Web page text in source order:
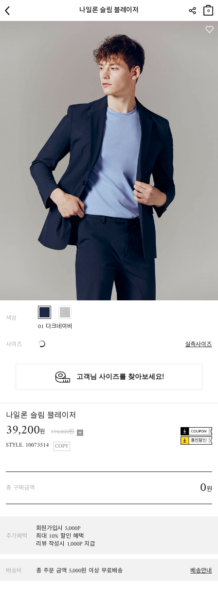
나일론 슬림 블레이저
장바
구니
0
색상
01 다크네이비
사이즈
실측사이즈
나일론 슬림 블레이저
39,200원 198,000원
플친할인
STYLE. 10073514 COPY
총 구매금액 0원
추가혜택
회원가입시 5,000P
최대 10% 할인 혜택
리뷰 작성시 1,000P 지급
배송비 총 주문 금액 5,000원 이상 무료배송 배송안내